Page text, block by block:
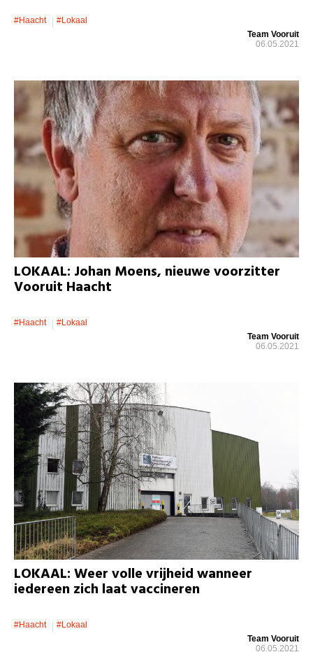
#Haacht
#lokaal
Team Vooruit
06.05.2021
LOKAAL: Johan Moens, nieuwe voorzitter
Vooruit Haacht
#Haacht
#lokaal
Team Vooruit
06.05.2021
LOKAAL: Weer volle vrijheid wanneer
iedereen zich laat vaccineren
#Haacht
#lokaal
Team Vooruit
06.05.2021